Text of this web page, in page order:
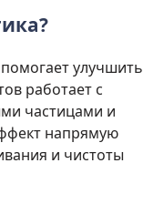
улучшить
работает с
частицами и
напрямую
и чистоты